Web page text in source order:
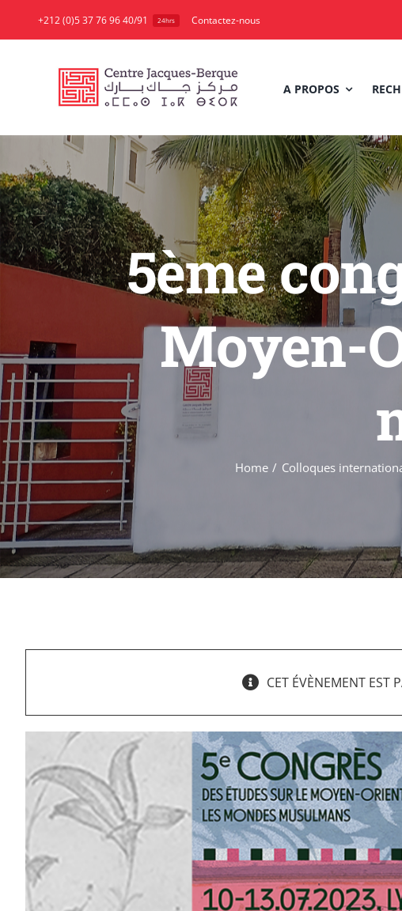
to
+212 (0)5 37 76 96 40/91 24hrs Contactez-nous
A PROPOS
5ème
Moyen-
Home Colloques
CET ÉVÈNEMENT EST